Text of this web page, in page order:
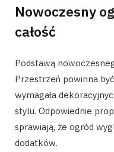
Nowoczesny
całość
Podstawą
Przestrzeń powinna
wymagała
stylu. Odpowiednie
sprawiają, że ogród
dodatków.